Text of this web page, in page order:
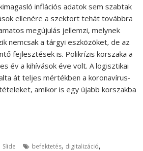
inflációs adatok sem szabtak
ellenére a szektort tehát továbbra
megújulás jellemzi, melynek
nemcsak a tárgyi eszközöket, de az
fejlesztések is. Polikrízis korszaka a
év a kihívások éve volt. A logisztikai
át teljes mértékben a koronavírus-
amikor is egy újabb korszakba
Slide befektetés, digitalizáció,